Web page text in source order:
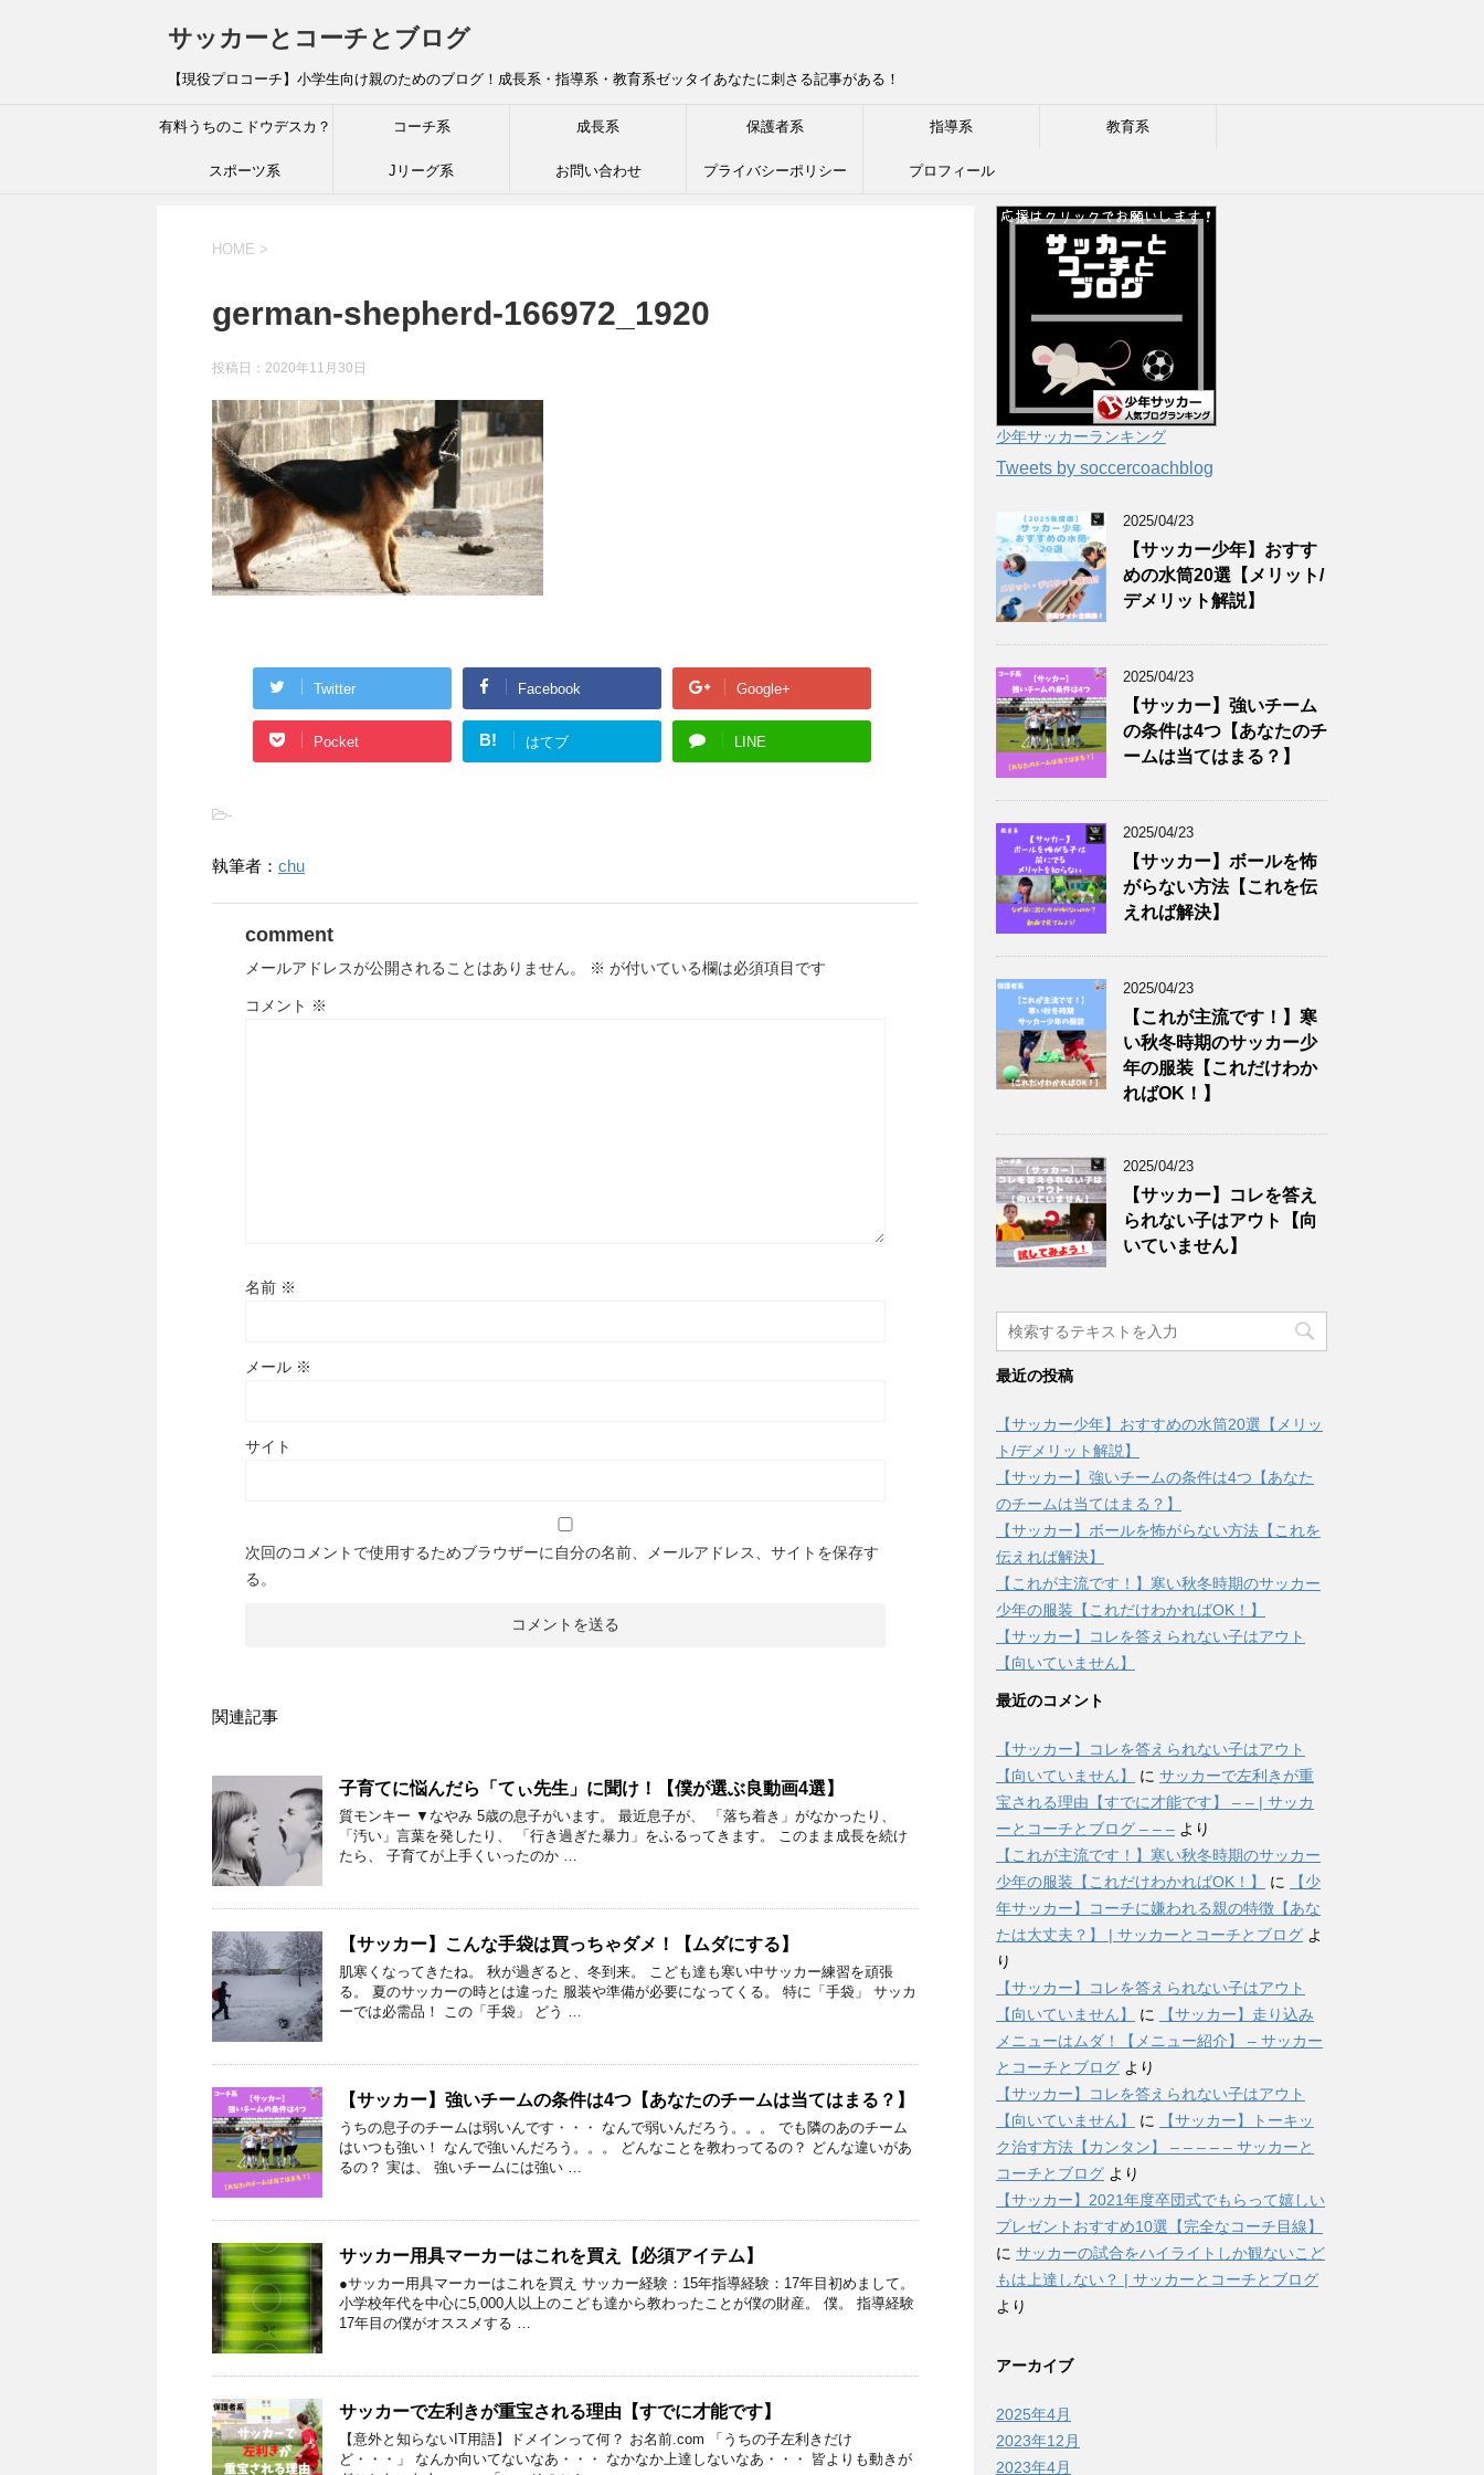
サッカーとコーチとブログ
【現役プロコーチ】小学生向け親のためのブログ！成長系・指導系・教育系ゼッタイあなたに刺さる記事がある！
有料うちのこドウデスカ？ コーチ系 成長系 保護者系 指導系 教育系
スポーツ系 Jリーグ系 お問い合わせ プライバシーポリシー プロフィール
HOME >
german-shepherd-166972_1920
投稿日： 2020年11月30日
Twitter Facebook Google+
Pocket B! はてブ LINE
-
執筆者： chu
comment
メールアドレスが公開されることはありません。 ※ が付いている欄は必須項目です
コメント ※
名前 ※
メール ※
サイト
次回のコメントで使用するためブラウザーに自分の名前、メールアドレス、サイトを保存す
る。
関連記事
子育てに悩んだら「てぃ先生」に聞け！【僕が選ぶ良動画4選】
質モンキー ▼なやみ 5歳の息子がいます。 最近息子が、 「落ち着き」がなかったり、
「汚い」言葉を発したり、 「行き過ぎた暴力」をふるってきます。 このまま成長を続け
たら、 子育てが上手くいったのか …
【サッカー】こんな手袋は買っちゃダメ！【ムダにする】
肌寒くなってきたね。 秋が過ぎると、冬到来。 こども達も寒い中サッカー練習を頑張
る。 夏のサッカーの時とは違った 服装や準備が必要になってくる。 特に「手袋」 サッカ
ーでは必需品！ この「手袋」 どう …
【サッカー】強いチームの条件は4つ【あなたのチームは当てはまる？】
うちの息子のチームは弱いんです・・・ なんで弱いんだろう。。。 でも隣のあのチーム
はいつも強い！ なんで強いんだろう。。。 どんなことを教わってるの？ どんな違いがあ
るの？ 実は、 強いチームには強い …
サッカー用具マーカーはこれを買え【必須アイテム】
●サッカー用具マーカーはこれを買え サッカー経験：15年指導経験：17年目初めまして。
小学校年代を中心に5,000人以上のこども達から教わったことが僕の財産。 僕。 指導経験
17年目の僕がオススメする …
サッカーで左利きが重宝される理由【すでに才能です】
【意外と知らないIT用語】ドメインって何？ お名前.com 「うちの子左利きだけ
ど・・・」 なんか向いてないなあ・・・ なかなか上達しないなあ・・・ 皆よりも動きが
少年サッカーランキング
Tweets by soccercoachblog
2025/04/23
【サッカー少年】おすす
めの水筒20選【メリット/
デメリット解説】
2025/04/23
【サッカー】強いチーム
の条件は4つ【あなたのチ
ームは当てはまる？】
2025/04/23
【サッカー】ボールを怖
がらない方法【これを伝
えれば解決】
2025/04/23
【これが主流です！】寒
い秋冬時期のサッカー少
年の服装【これだけわか
ればOK！】
2025/04/23
【サッカー】コレを答え
られない子はアウト【向
いていません】
最近の投稿
【サッカー少年】おすすめの水筒20選【メリッ
ト/デメリット解説】
【サッカー】強いチームの条件は4つ【あなた
のチームは当てはまる？】
【サッカー】ボールを怖がらない方法【これを
伝えれば解決】
【これが主流です！】寒い秋冬時期のサッカー
少年の服装【これだけわかればOK！】
【サッカー】コレを答えられない子はアウト
【向いていません】
最近のコメント
【サッカー】コレを答えられない子はアウト
【向いていません】
に サッカーで左利きが重
宝される理由【すでに才能です】 – – | サッカ
ーとコーチとブログ – – – より
【これが主流です！】寒い秋冬時期のサッカー
少年の服装【これだけわかればOK！】
に
【少
年サッカー】コーチに嫌われる親の特徴【あな
たは大丈夫？】 | サッカーとコーチとブログ よ
り
【サッカー】コレを答えられない子はアウト
【向いていません】
に
【サッカー】走り込み
メニューはムダ！【メニュー紹介】 – サッカー
とコーチとブログ より
【サッカー】コレを答えられない子はアウト
【向いていません】
に
【サッカー】トーキッ
ク治す方法【カンタン】 – – – – – サッカーと
コーチとブログ より
【サッカー】2021年度卒団式でもらって嬉しい
プレゼントおすすめ10選【完全なコーチ目線】
に サッカーの試合をハイライトしか観ないこど
もは上達しない？ | サッカーとコーチとブログ
より
アーカイブ
2025年4月
2023年12月
2023年4月